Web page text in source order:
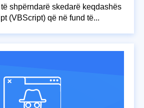
shpërndarë skedarë keqdashës
(VBScript) që në fund të...